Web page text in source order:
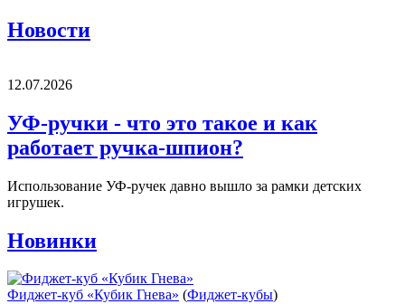
Новости
12.07.2026
УФ-ручки - что это такое и как
работает ручка-шпион?
Использование УФ-ручек давно вышло за рамки детских
игрушек.
Новинки
Фиджет-куб «Кубик Гнева» (Фиджет-кубы)